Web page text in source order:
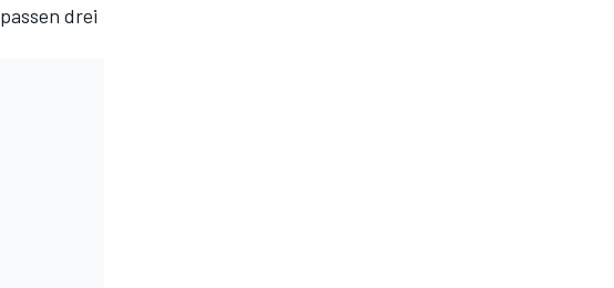
drei